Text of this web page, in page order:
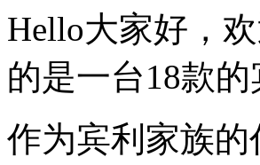
Hello大家好，
的是一台18款
作为宾利家族